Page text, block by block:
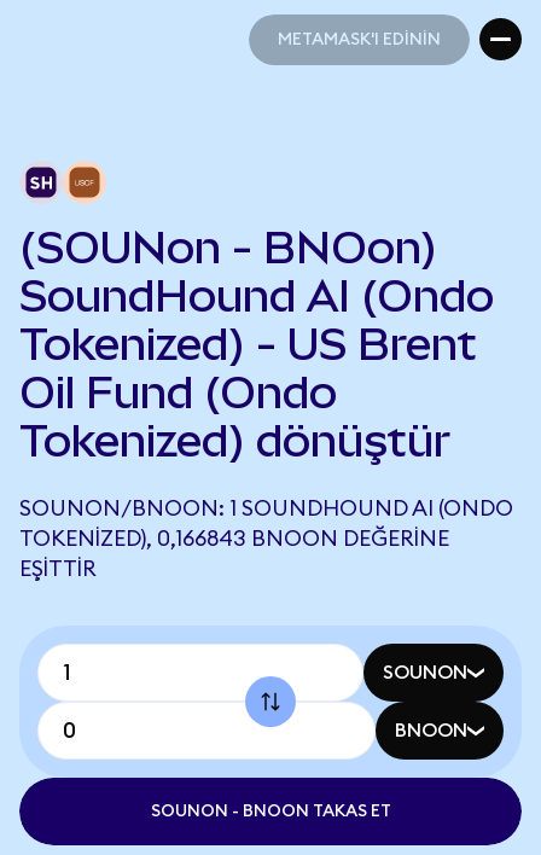
METAMASK'I EDİNİN
(SOUNon - BNOon)
SoundHound AI (Ondo
Tokenized) - US Brent
Oil Fund (Ondo
Tokenized) dönüştür
SOUNON/BNOON: 1 SOUNDHOUND AI (ONDO
TOKENIZED), 0,166843 BNOON DEĞERINE
EŞITTIR
SOUNON
BNOON
SOUNON - BNOON TAKAS ET